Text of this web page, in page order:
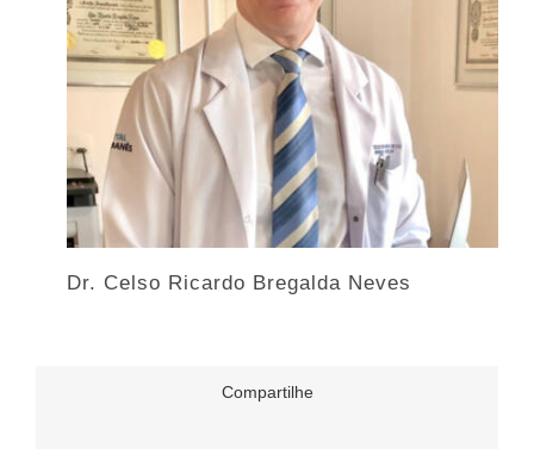
Dr. Celso Ricardo Bregalda Neves
Compartilhe